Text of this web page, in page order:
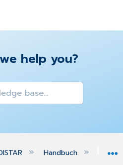
help you?
global hierarchy
Handbuch